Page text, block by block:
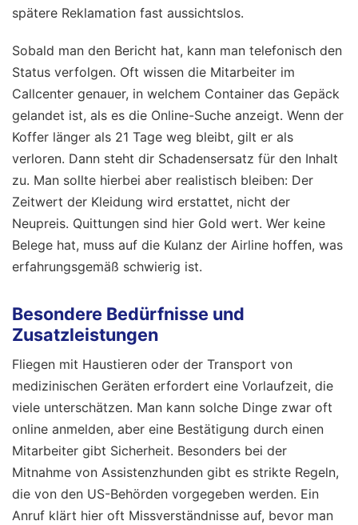
spätere Reklamation fast aussichtslos.
Sobald man den Bericht hat, kann man telefonisch den
Status verfolgen. Oft wissen die Mitarbeiter im
Callcenter genauer, in welchem Container das Gepäck
gelandet ist, als es die Online-Suche anzeigt. Wenn der
Koffer länger als 21 Tage weg bleibt, gilt er als
verloren. Dann steht dir Schadensersatz für den Inhalt
zu. Man sollte hierbei aber realistisch bleiben: Der
Zeitwert der Kleidung wird erstattet, nicht der
Neupreis. Quittungen sind hier Gold wert. Wer keine
Belege hat, muss auf die Kulanz der Airline hoffen, was
erfahrungsgemäß schwierig ist.
Besondere Bedürfnisse und
Zusatzleistungen
Fliegen mit Haustieren oder der Transport von
medizinischen Geräten erfordert eine Vorlaufzeit, die
viele unterschätzen. Man kann solche Dinge zwar oft
online anmelden, aber eine Bestätigung durch einen
Mitarbeiter gibt Sicherheit. Besonders bei der
Mitnahme von Assistenzhunden gibt es strikte Regeln,
die von den US-Behörden vorgegeben werden. Ein
Anruf klärt hier oft Missverständnisse auf, bevor man